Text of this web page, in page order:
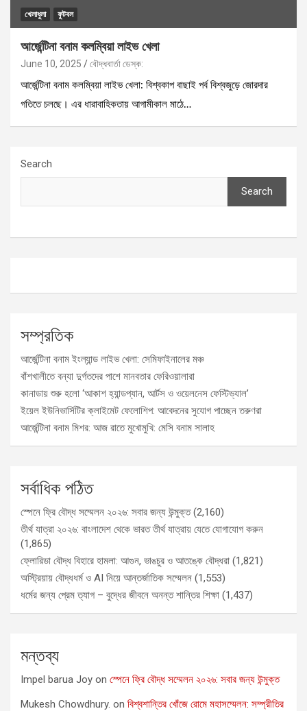
খেলাধুলা ফুটবল
আর্জেন্টিনা বনাম কলম্বিয়া লাইভ খেলা
June 10, 2025 বৌদ্ধবার্তা ডেস্ক:
আর্জেন্টিনা বনাম কলম্বিয়া লাইভ খেলা: বিশ্বকাপ বাছাই পর্ব বিশ্বজুড়ে জোরদার
গতিতে চলছে। এর ধারাবাহিকতায় আগামীকাল মাঠে…
Search
Search
সম্প্রতিক
আর্জেন্টিনা বনাম ইংল্যান্ড লাইভ খেলা: সেমিফাইনালের মঞ্চ
বাঁশখালীতে বন্যা দুর্গতদের পাশে মানবতার ফেরিওয়ালারা
কানাডায় শুরু হলো ‘আকাশ হ্যান্ডপ্যান, আর্টস ও ওয়েলনেস ফেস্টিভ্যাল’
ইয়েল ইউনিভার্সিটির ক্লাইমেট ফেলোশিপ: আবেদনের সুযোগ পাচ্ছেন তরুণরা
আর্জেন্টিনা বনাম মিশর: আজ রাতে মুখোমুখি: মেসি বনাম সালাহ
সর্বাধিক পঠিত
স্পেনে ফ্রি বৌদ্ধ সম্মেলন ২০২৬: সবার জন্য উন্মুক্ত (2,160)
তীর্থ যাত্রা ২০২৬: বাংলাদেশ থেকে ভারত তীর্থ যাত্রায় যেতে যোগাযোগ করুন
(1,865)
ফ্লোরিডা বৌদ্ধ বিহারে হামলা: আগুন, ভাঙচুর ও আতঙ্কে বৌদ্ধরা (1,821)
অস্ট্রিয়ায় বৌদ্ধধর্ম ও AI নিয়ে আন্তর্জাতিক সম্মেলন (1,553)
ধর্মের জন্য প্রেম ত্যাগ – বুদ্ধের জীবনে অনন্ত শান্তির শিক্ষা (1,437)
মন্তব্য
Impel barua Joy on স্পেনে ফ্রি বৌদ্ধ সম্মেলন ২০২৬: সবার জন্য উন্মুক্ত
Mukesh Chowdhury. on বিশ্বশান্তির খোঁজে রোমে মহাসম্মেলন: সম্প্রীতির